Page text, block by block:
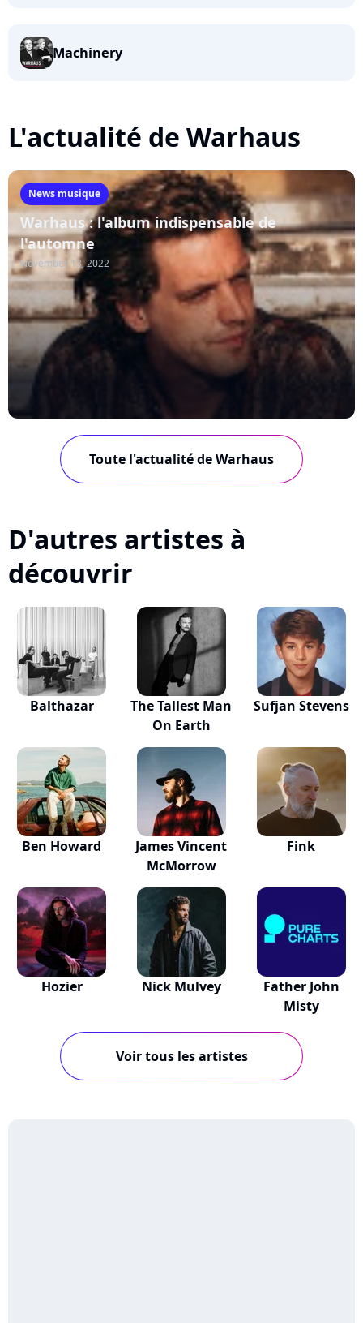
Machinery
L'actualité de Warhaus
News musique
Warhaus : l'album indispensable de
l'automne
November 13, 2022
Toute l'actualité de Warhaus
D'autres artistes à
découvrir
Balthazar
The Tallest Man
On Earth
Sufjan Stevens
Ben Howard
James Vincent
McMorrow
Fink
Hozier Nick Mulvey
Father John
Misty
Voir tous les artistes